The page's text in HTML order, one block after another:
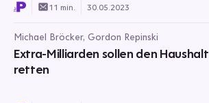
11 min. 30.05.2023
Michael Bröcker, Gordon Repinski
Extra-Milliarden sollen den Haushalt
retten